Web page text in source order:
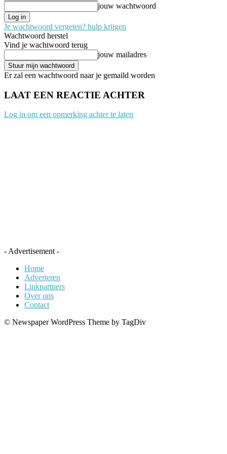
jouw wachtwoord
Je wachtwoord vergeten? hulp krijgen
Wachtwoord herstel
Vind je wachtwoord terug
jouw mailadres
Er zal een wachtwoord naar je gemaild worden
LAAT EEN REACTIE ACHTER
Log in om een opmerking achter te laten
- Advertisement -
Home
Adverteren
Linkpartners
Over ons
Contact
© Newspaper WordPress Theme by TagDiv